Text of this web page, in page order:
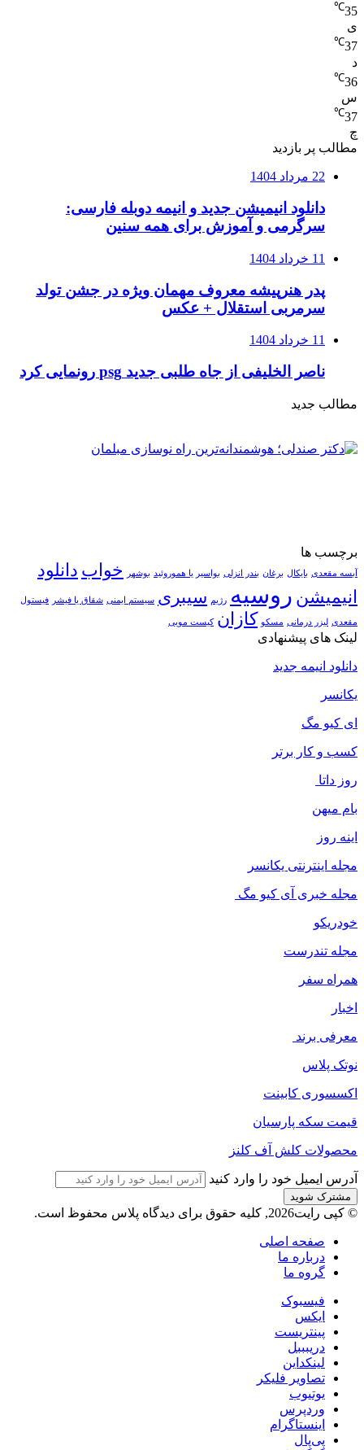
35
℃
ی
37
℃
د
36
℃
س
37
℃
چ
مطالب پر بازدید
22 مرداد 1404
دانلود انیمیشن جدید و انیمه دوبله فارسی:
سرگرمی و آموزش برای همه سنین
11 خرداد 1404
پدر هنرپیشه معروف مهمان ویژه در جشن تولد
سرمربی استقلال + عکس
11 خرداد 1404
ناصر الخلیفی از جاه طلبی جدید psg رونمایی کرد
مطالب جدید
برچسب ها
آبسه مقعدی بایکال برغان بندر انزلی بواسیر یا هموروئید بوشهر خواب دانلود
انیمیشن روسیه رژیم سیبری سیستم ایمنی شقاق یا فیشر فیستول
مقعدی لیزر درمانی مسکو کازان کیست مویی
لینک های پیشنهادی
دانلود انیمه جدید
یکانسر
ای کیو مگ
کسب و کار برتر
روز داتا
بام میهن
اینه روز
مجله اینترنتی یکانسر
مجله خبری آی کیو مگ
خودریکو
مجله‌ تندرست
همراه سفر
اخبار
معرفی برند
نوتک پلاس
اکسسوری کابینت
قیمت سکه پارسیان
محصولات کلش آف کلنز
آدرس ایمیل خود را وارد کنید
© کپی رایت2026, کلیه حقوق برای دیدگاه پلاس محفوظ است.
صفحه اصلی
درباره ما
گروه ما
فیسبوک
ایکس
پینتریست
دریبببل
لینکداین
تصاویر فلیکر
یوتیوب
وردپرس
اینستاگرام
پی‌پال